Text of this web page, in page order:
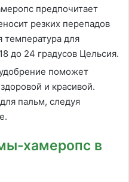
предпочитает
резких перепадов
температура для
до 24 градусов Цельсия.
поможет
и красивой.
пальм, следуя
хамеропс в